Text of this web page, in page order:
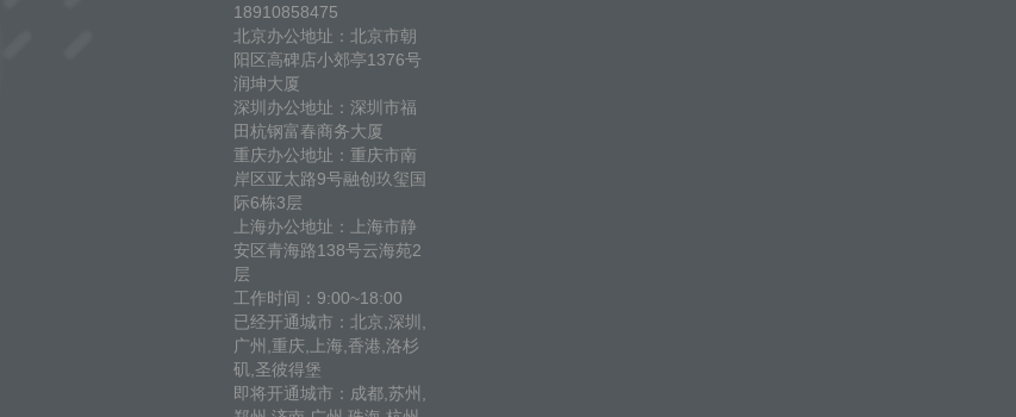
18910858475
北京办公地址：北京市朝
阳区高碑店小郊亭1376号
润坤大厦
深圳办公地址：深圳市福
田杭钢富春商务大厦
重庆办公地址：重庆市南
岸区亚太路9号融创玖玺国
际6栋3层
上海办公地址：上海市静
安区青海路138号云海苑2
层
工作时间：9:00~18:00
已经开通城市：北京,深圳,
广州,重庆,上海,香港,洛杉
矶,圣彼得堡
即将开通城市：成都,苏州,